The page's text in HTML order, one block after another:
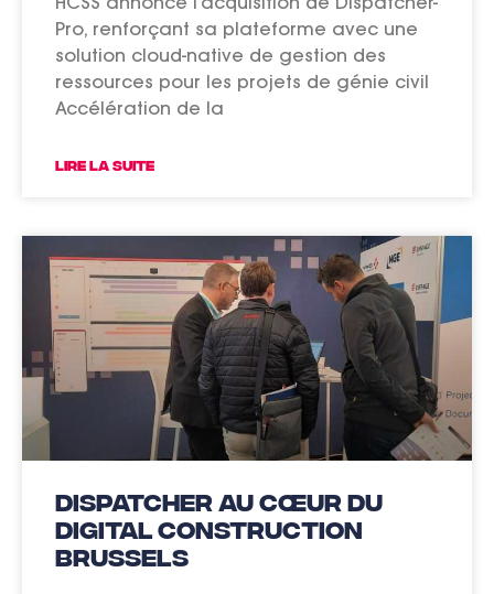
HCSS annonce l’acquisition de Dispatcher-
Pro, renforçant sa plateforme avec une
solution cloud-native de gestion des
ressources pour les projets de génie civil
Accélération de la
LIRE LA SUITE
Dispatcher au cœur du
Digital Construction
Brussels